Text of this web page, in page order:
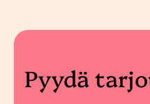
Pyydä